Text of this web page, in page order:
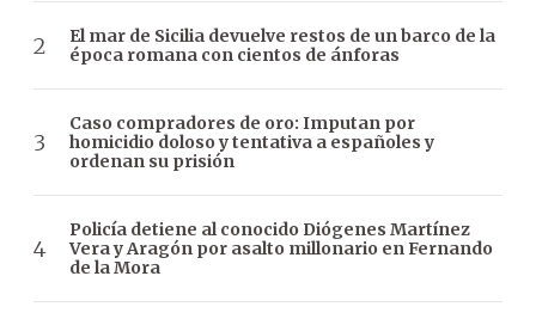
El mar de Sicilia devuelve restos de un barco de la
época romana con cientos de ánforas
Caso compradores de oro: Imputan por
homicidio doloso y tentativa a españoles y
ordenan su prisión
Policía detiene al conocido Diógenes Martínez
Vera y Aragón por asalto millonario en Fernando
de la Mora